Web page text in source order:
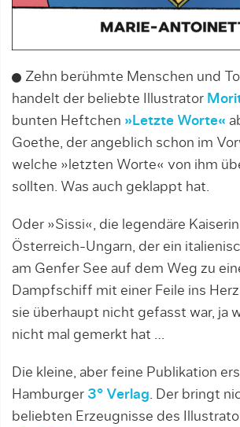
Zehn berühmte Menschen und
handelt der beliebte Illustrator
bunten Heftchen »Letzte Worte«
Goethe, der angeblich schon im
welche »letzten Worte« von ihm
sollten. Was auch geklappt hat.
Oder »Sissi«, die legendäre
Österreich-Ungarn, der ein
am Genfer See auf dem Weg zu
Dampfschiff mit einer Feile ins
sie überhaupt nicht gefasst war, ja
nicht mal gemerkt hat …
Die kleine, aber feine Publikation
Hamburger 3° Verlag . Der bringt
beliebten Erzeugnisse des